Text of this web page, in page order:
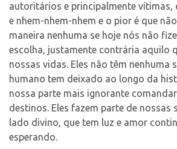
autoritários e principalmente vítimas,
e nhem-nhem-nhem e o pior é que
maneira nenhuma se hoje nós não
escolha, justamente contrária aquilo
nossas vidas. Eles não têm nenhuma
humano tem deixado ao longo da
nossa parte mais ignorante
destinos. Eles fazem parte de nossas
lado divino, que tem luz e amor
esperando.